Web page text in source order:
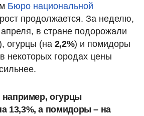
Бюро национальной
продолжается. За неделю,
в стране подорожали
огурцы (на 2,2%) и помидоры
некоторых городах цены
например, огурцы
13,3%, а помидоры – на